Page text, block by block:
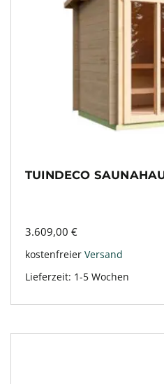
TUINDECO
3.609,00 €
kostenfreier Versand
Lieferzeit: 1-5 Wochen